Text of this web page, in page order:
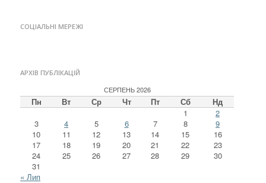
СОЦІАЛЬНІ МЕРЕЖІ
АРХІВ ПУБЛІКАЦІЙ
СЕРПЕНЬ 2026
Пн Вт Ср Чт Пт Сб
Нд
1
2
3
4 5 6 7 8
9
10
11 12 13 14 15
16
17
18 19 20 21 22
23
24
25 26 27 28 29
30
31
« Лип